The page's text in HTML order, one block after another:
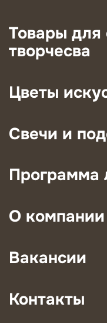
Товары для
творчесва
Цветы
Свечи и
Программа
О компании
Вакансии
Контакты